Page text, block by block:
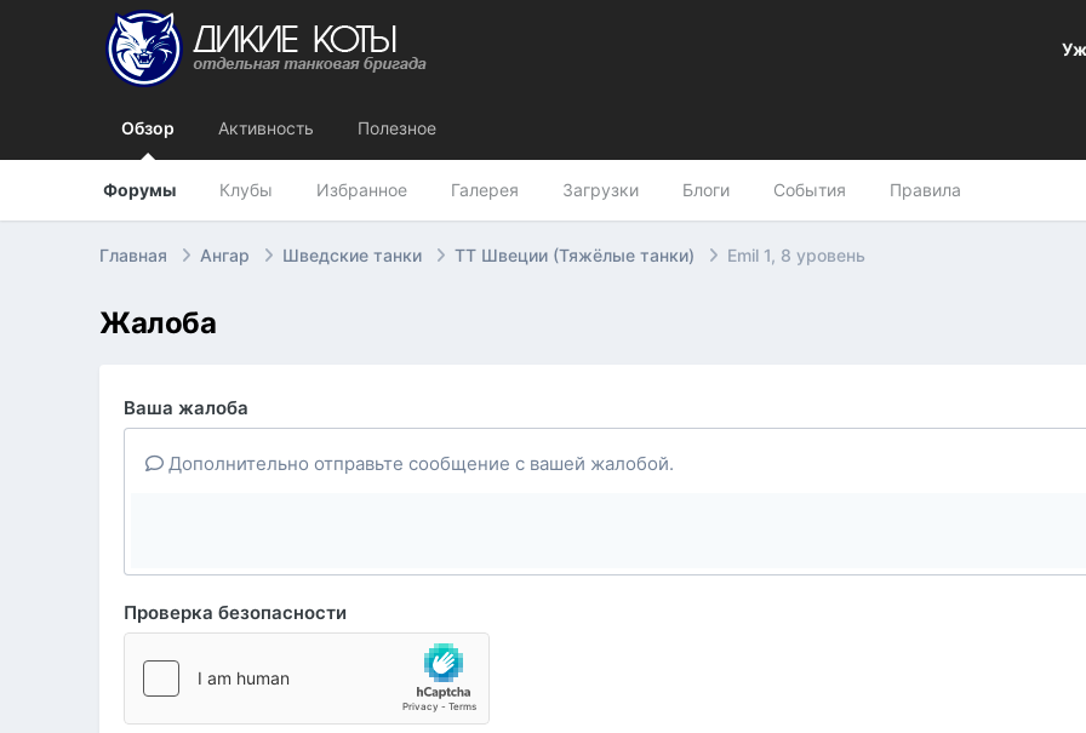
Обзор
Форумы Клубы Избранное Галерея Загрузки Блоги События Правила
Активность Полезное
Главная Ангар Шведские танки ТТ Швеции (Тяжёлые танки) Emil 1, 8 уровень
Жалоба
Ваша жалоба
Дополнительно отправьте сообщение с вашей жалобой.
Проверка безопасности